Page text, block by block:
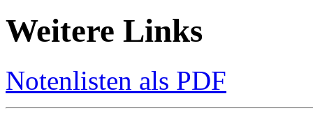
Weitere Links
Notenlisten als PDF